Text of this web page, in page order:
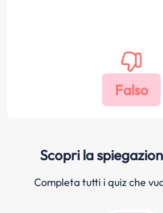
Scopri la
Completa tutti i quiz che